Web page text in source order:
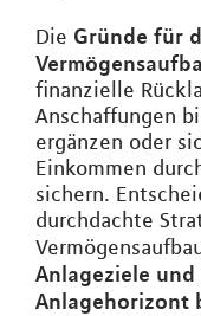
Die Gründe für
finanzielle
Anschaffungen
ergänzen oder
Einkommen
sichern.
durchdachte
Anlageziele
Anlagehorizont